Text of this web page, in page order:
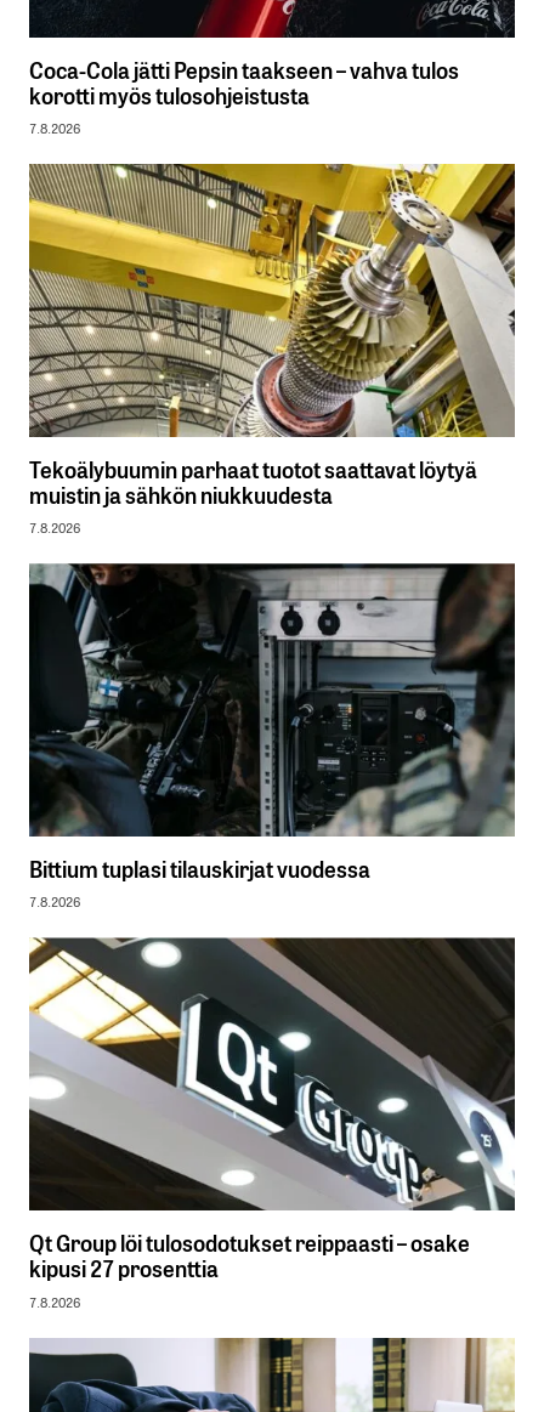
Coca-Cola jätti Pepsin taakseen – vahva tulos
korotti myös tulosohjeistusta
7.8.2026
Tekoälybuumin parhaat tuotot saattavat löytyä
muistin ja sähkön niukkuudesta
7.8.2026
Bittium tuplasi tilauskirjat vuodessa
7.8.2026
Qt Group löi tulosodotukset reippaasti – osake
kipusi 27 prosenttia
7.8.2026